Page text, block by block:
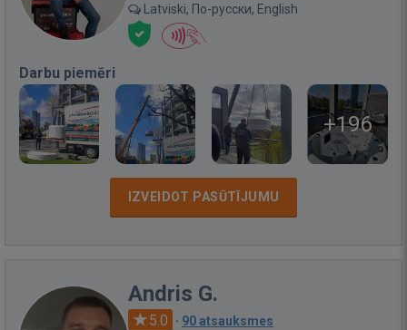
Latviski, По-русски, English
Darbu piemēri
+196
IZVEIDOT PASŪTĪJUMU
Andris G.
5.0 · 90 atsauksmes